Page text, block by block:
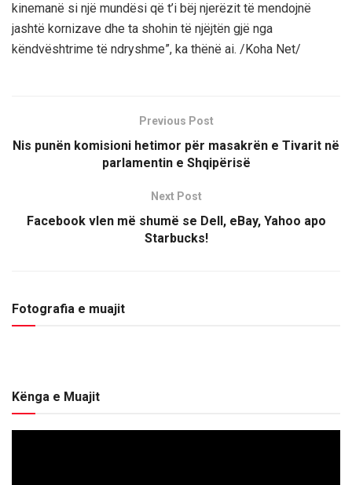
kinemanë si një mundësi që t’i bëj njerëzit të mendojnë
jashtë kornizave dhe ta shohin të njëjtën gjë nga
këndvështrime të ndryshme”, ka thënë ai. /Koha Net/
Previous Post
Nis punën komisioni hetimor për masakrën e Tivarit në
parlamentin e Shqipërisë
Next Post
Facebook vlen më shumë se Dell, eBay, Yahoo apo
Starbucks!
Fotografia e muajit
Kënga e Muajit